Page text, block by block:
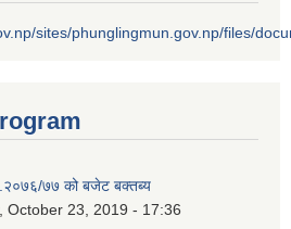
sites/phunglingmun.gov.np/files/
७७ को बजेट बक्तब्य
October 23, 2019 - 17:36